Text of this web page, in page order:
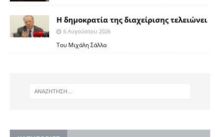
Η δημοκρατία της διαχείρισης τελειώνει
6 Αυγούστου 2026
Του Μιχάλη Σάλλα